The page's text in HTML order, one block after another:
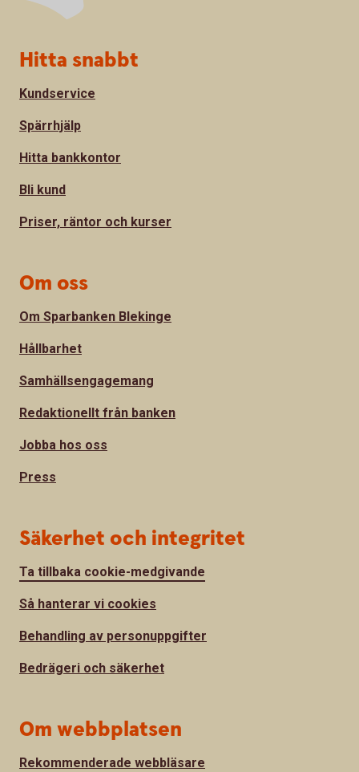
Sidfot
Hitta snabbt
Kundservice
Spärrhjälp
Hitta bankkontor
Bli kund
Priser, räntor och kurser
Om oss
Om Sparbanken Blekinge
Hållbarhet
Samhällsengagemang
Redaktionellt från banken
Jobba hos oss
Press
Säkerhet och integritet
Ta tillbaka cookie-medgivande
Så hanterar vi cookies
Behandling av personuppgifter
Bedrägeri och säkerhet
Om webbplatsen
Rekommenderade webbläsare